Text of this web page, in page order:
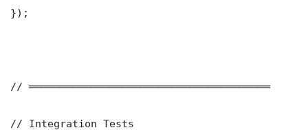
});
// ═══════════════════════════════════════
// Integration Tests